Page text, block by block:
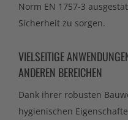
Norm EN 1757-3
Sicherheit zu sorgen.
VIELSEITIGE
ANDEREN BEREICHEN
Dank ihrer robusten
hygienischen